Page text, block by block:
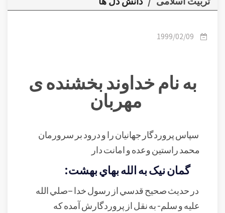
به پروردگار نشانه ی ایمان انسان است.
1999/02/09
به نام خداوند بخشنده ی
مهربان
سپاس پروردگار جهانيان را و درود بر سرورمان
محمد راستين وعده و امانت دار
گمان نيک به الله بهاي بهشت:
در حديث صحيح قدسي از رسول خدا –صلي الله
عليه و سلم- به نقل از پروردگارش آمده که